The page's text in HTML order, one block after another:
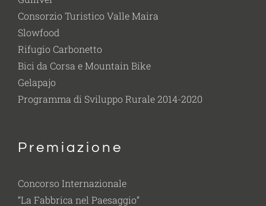
Consorzio Turistico Valle Maira
Slowfood
Rifugio Carbonetto
Bici da Corsa e Mountain Bike
Gelapajo
Programma di Sviluppo Rurale 2014-2020
Premiazione
Concorso Internazionale
“La Fabbrica nel Paesaggio”